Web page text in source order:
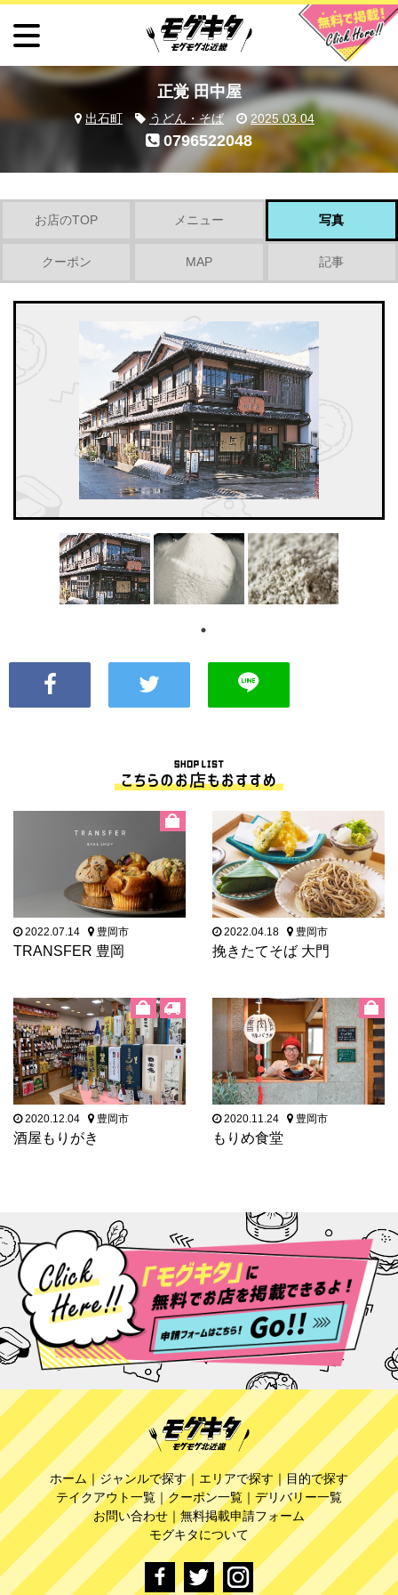
正覚 田中屋
出石町 うどん・そば 2025.03.04
0796522048
お店のTOP メニュー 写真
クーポン MAP 記事
2022.07.14 豊岡市
TRANSFER 豊岡
2022.04.18 豊岡市
挽きたてそば 大門
2020.12.04 豊岡市
酒屋もりがき
2020.11.24 豊岡市
もりめ食堂
ホーム ｜ジャンルで探す｜ エリアで探す ｜目的で探す
テイクアウト一覧 ｜クーポン一覧 ｜ デリバリー一覧
お問い合わせ ｜ 無料掲載申請フォーム
モグキタについて